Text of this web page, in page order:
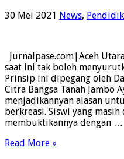
30 Mei 2021 News,
Jurnalpase.com|Aceh
saat ini tak boleh
Prinsip ini dipegang oleh
Citra Bangsa Tanah Jambo
menjadikannyan alasan
berkreasi. Siswi yang
membuktikannya dengan …
Read More »